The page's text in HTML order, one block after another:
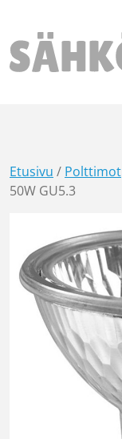
Päävalikko
Etusivu / Polttimot
50W GU5.3